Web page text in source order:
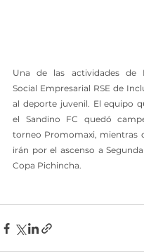
Una de las actividades de
Social Empresarial RSE de
al deporte juvenil. El equipo
el Sandino FC quedó
torneo Promomaxi, mientras
irán por el ascenso a
Copa Pichincha.